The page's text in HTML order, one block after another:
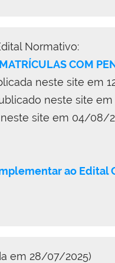
Normativo:
COM
neste site em
neste site
site em 04/08/
ao Edital
em 28/07/2025)